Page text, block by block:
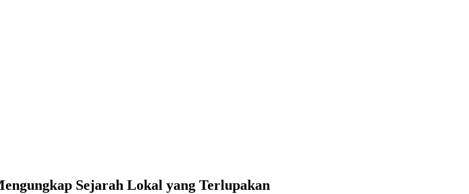
Sejarah Lokal yang Terlupakan